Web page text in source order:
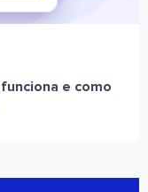
e como